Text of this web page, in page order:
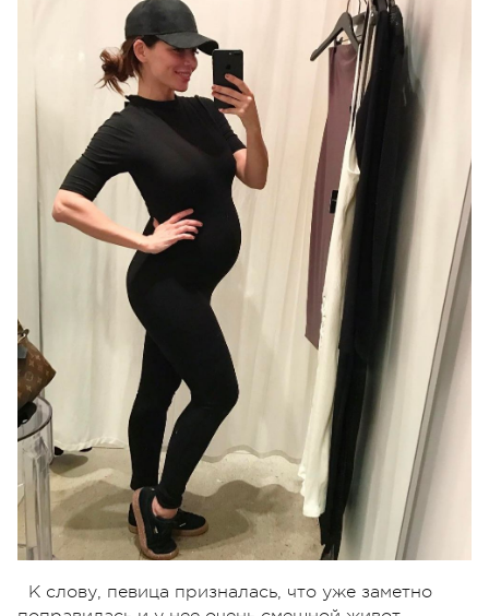
К слову, певица призналась, что уже заметно